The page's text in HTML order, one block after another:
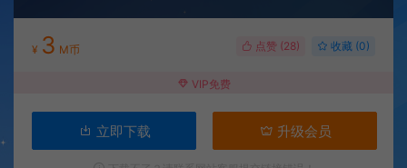
¥ 3 M币 点赞 (28) 收藏 (0)
VIP免费
立即下载 升级会员